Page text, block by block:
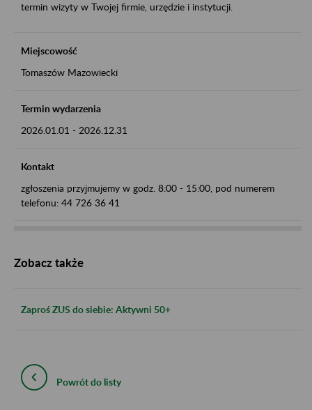
termin wizyty w Twojej firmie, urzędzie i instytucji.
Miejscowość
Tomaszów Mazowiecki
Termin wydarzenia
2026.01.01 - 2026.12.31
Kontakt
zgłoszenia przyjmujemy w godz. 8:00 - 15:00, pod numerem
telefonu: 44 726 36 41
Zobacz także
Zaproś ZUS do siebie: Aktywni 50+
Powrót do listy